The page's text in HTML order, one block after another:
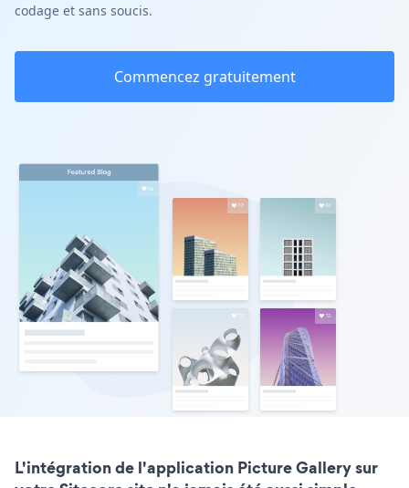
codage et sans soucis.
Commencez gratuitement
L'intégration de l'application Picture Gallery sur